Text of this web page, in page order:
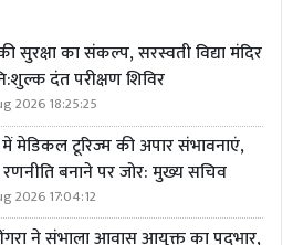
जौहर ने शिमलापुरी इलाके में 25 HP
किया
सुरक्षा का संकल्प, सरस्वती विद्या मंदिर
दंत परीक्षण शिविर
2026 18:25:25
टूरिज्म की अपार संभावनाएं,
बनाने पर जोर: मुख्य सचिव
2026 17:04:12
ने संभाला आवास आयुक्त का पदभार,